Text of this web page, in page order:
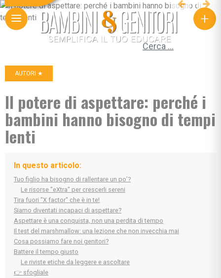
+
Ricerca per:
AUTORI ★
Il potere di aspettare: perché i
bambini hanno bisogno di tempi
lenti
In questo articolo:
Tuo figlio ha bisogno di rallentare un po’?
Le risorse "eXtra" per crescerli sereni
Tira fuori "X factor" che è in te!
Siamo diventati incapaci di aspettare?
Aspettare è una conquista, non una perdita di tempo
Il test del marshmallow: una lezione che non invecchia mai
Cosa possiamo fare noi genitori?
Battere il tempo giusto
Le riviste etiche da leggere e ascoltare
👉 sfogliale